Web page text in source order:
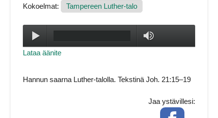
Kokoelmat: Tampereen Luther-talo
Lataa äänite
Hannun saarna Luther-talolla. Tekstinä Joh. 21:15–19
Jaa ystävillesi:
Facebook